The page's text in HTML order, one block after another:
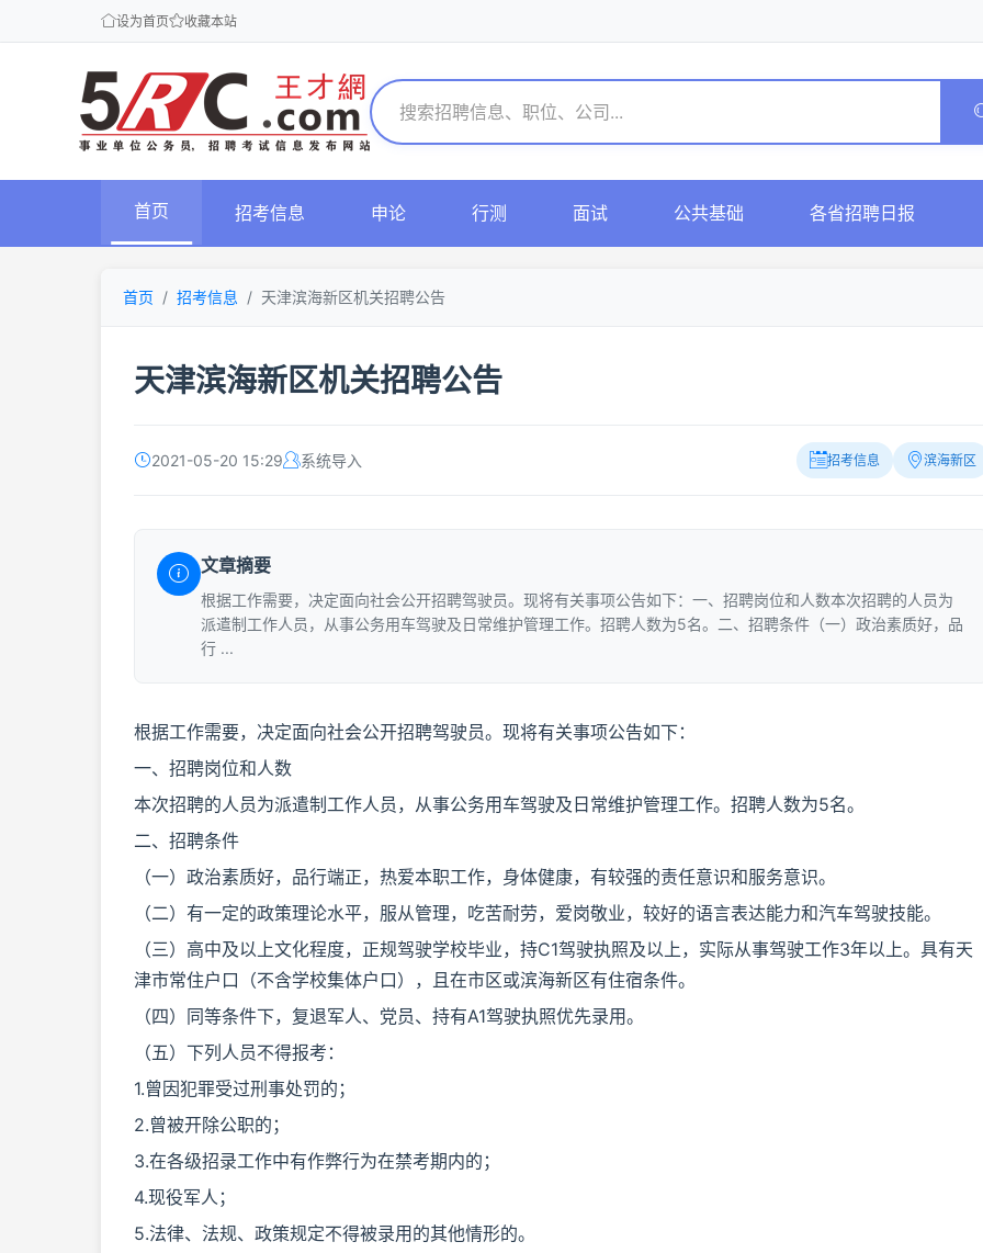
设为首页 收藏本站
首页 招考信息 申论 行测 面试 公共基础 各省招聘日报
首页 招考信息 天津滨海新区机关招聘公告
天津滨海新区机关招聘公告
2021-05-20 15:29 系统导入 招考信息 滨海新区
文章摘要
根据工作需要，决定面向社会公开招聘驾驶员。现将有关事项公告如下：一、招聘岗位和人数本次招聘的人员为
派遣制工作人员，从事公务用车驾驶及日常维护管理工作。招聘人数为5名。二、招聘条件（一）政治素质好，品
行 ...
根据工作需要，决定面向社会公开招聘驾驶员。现将有关事项公告如下：
一、招聘岗位和人数
本次招聘的人员为派遣制工作人员，从事公务用车驾驶及日常维护管理工作。招聘人数为5名。
二、招聘条件
（一）政治素质好，品行端正，热爱本职工作，身体健康，有较强的责任意识和服务意识。
（二）有一定的政策理论水平，服从管理，吃苦耐劳，爱岗敬业，较好的语言表达能力和汽车驾驶技能。
（三）高中及以上文化程度，正规驾驶学校毕业，持C1驾驶执照及以上，实际从事驾驶工作3年以上。具有天
津市常住户口（不含学校集体户口），且在市区或滨海新区有住宿条件。
（四）同等条件下，复退军人、党员、持有A1驾驶执照优先录用。
（五）下列人员不得报考：
1.曾因犯罪受过刑事处罚的；
2.曾被开除公职的；
3.在各级招录工作中有作弊行为在禁考期内的；
4.现役军人；
5.法律、法规、政策规定不得被录用的其他情形的。